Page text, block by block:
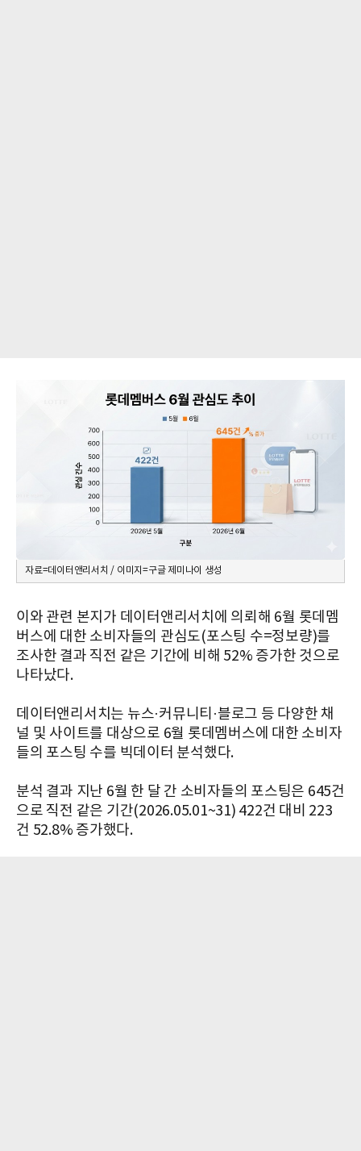
자료=데이터앤리서치 / 이미지=구글 제미나이 생성
이와 관련 본지가 데이터앤리서치에 의뢰해 6월 롯데멤
버스에 대한 소비자들의 관심도(포스팅 수=정보량)를
조사한 결과 직전 같은 기간에 비해 52% 증가한 것으로
나타났다.
데이터앤리서치는 뉴스·커뮤니티·블로그 등 다양한 채
널 및 사이트를 대상으로 6월 롯데멤버스에 대한 소비자
들의 포스팅 수를 빅데이터 분석했다.
분석 결과 지난 6월 한 달 간 소비자들의 포스팅은 645건
으로 직전 같은 기간(2026.05.01~31) 422건 대비 223
건 52.8% 증가했다.